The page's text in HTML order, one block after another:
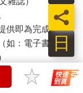
供即為完成之線
如：電子書、電
、刮鬍刀、除毛
日
員